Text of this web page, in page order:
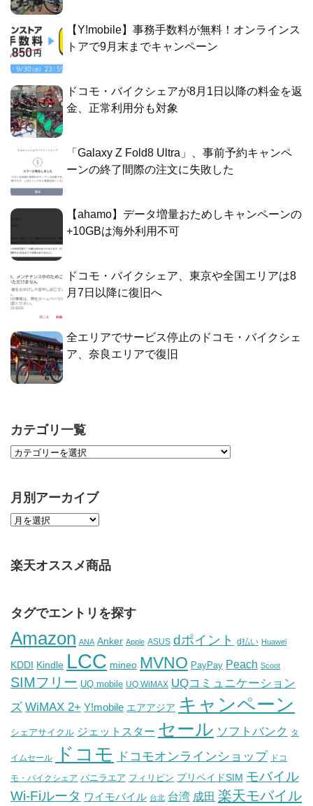
【Y!mobile】事務手数料が無料！オンラインス
トアで9月末までキャンペーン
ドコモ・バイクシェアが8月1日以降の料金を返
金、正常利用分も対象
「Galaxy Z Fold8 Ultra」、事前予約キャンペ
ーンの終了間際の注文に失敗した
【ahamo】データ増量おためしキャンペーンの
+10GBは海外利用不可
ドコモ・バイクシェア、東京や全国エリアは8
月7日以降に復旧へ
全エリアでサービス停止のドコモ・バイクシェ
ア、奈良エリアで復旧
カテゴリ一覧
月別アーカイブ
楽天オススメ商品
タグでエントリを探す
Amazon ANA Anker Apple ASUS dポイント d払い Huawei
KDDI Kindle LCC mineo MVNO PayPay Peach Scoot
SIMフリー UQ mobile UQ WiMAX UQコミュニケーション
ズ WiMAX 2+ Y!mobile エアアジア キャンペーン
シェアサイクル ジェットスター セール ソフトバンク タ
イムセール ドコモ ドコモオンラインショップ ドコ
モ・バイクシェア バニラエア フィリピン プリペイドSIM モバイル
Wi-Fiルータ ワイモバイル 台北 台湾 成田 楽天モバイル